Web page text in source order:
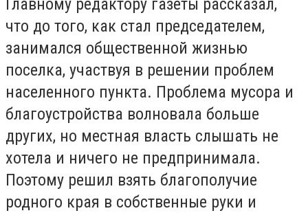
Главному редактору газеты рассказал,
что до того, как стал председателем,
занимался общественной жизнью
поселка, участвуя в решении проблем
населенного пункта. Проблема мусора и
благоустройства волновала больше
других, но местная власть слышать не
хотела и ничего не предпринимала.
Поэтому решил взять благополучие
родного края в собственные руки и